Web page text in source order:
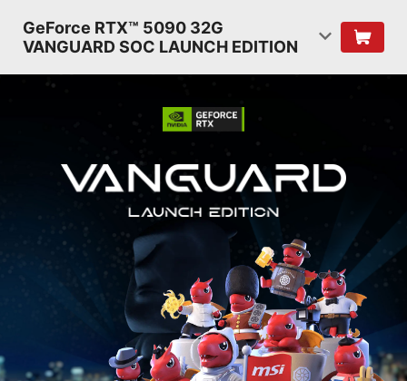
GeForce RTX™ 5090 32G
VANGUARD SOC LAUNCH EDITION